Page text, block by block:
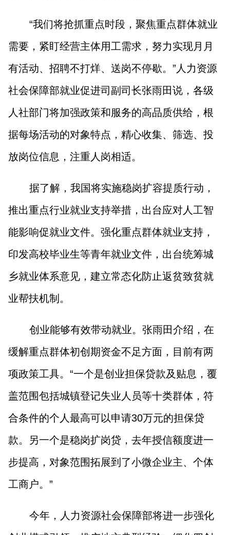
“我们将抢抓重点时段，聚焦重点群体就业
需要，紧盯经营主体用工需求，努力实现月月
有活动、招聘不打烊、送岗不停歇。”人力资源
社会保障部就业促进司副司长张雨田说，各级
人社部门将加强政策和服务的高品质供给，根
据每场活动的对象特点，精心收集、筛选、投
放岗位信息，注重人岗相适。
据了解，我国将实施稳岗扩容提质行动，
推出重点行业就业支持举措，出台应对人工智
能影响促就业文件。强化重点群体就业支持，
印发高校毕业生等青年就业文件，出台统筹城
乡就业体系意见，建立常态化防止返贫致贫就
业帮扶机制。
创业能够有效带动就业。张雨田介绍，在
缓解重点群体初创期资金不足方面，目前有两
项政策工具。“一个是创业担保贷款及贴息，覆
盖范围包括城镇登记失业人员等十类群体，符
合条件的个人最高可以申请30万元的担保贷
款。另一个是稳岗扩岗贷，去年授信额度进一
步提高，对象范围拓展到了小微企业主、个体
工商户。”
今年，人力资源社会保障部将进一步强化